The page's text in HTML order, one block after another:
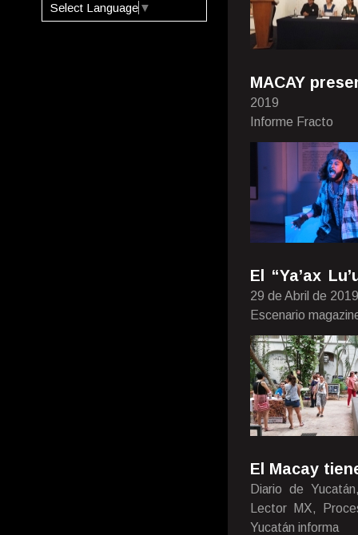
Select Language ▼
MACAY
2019
Informe Fracto
El “Ya’ax
29 de Abril de 2019
Escenario
El Macay
Diario de
Lector MX,
Yucatán informa